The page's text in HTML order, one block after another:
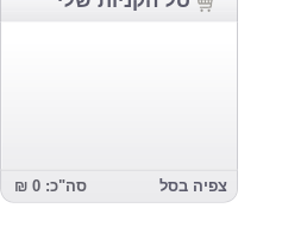
צפיה בסל סה"כ: 0 ₪